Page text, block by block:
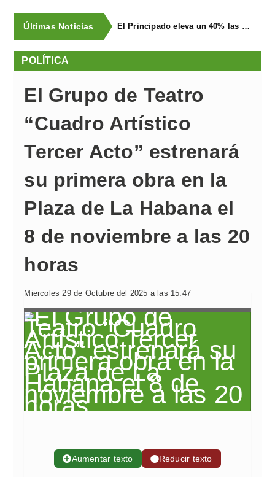
Últimas Noticias El Principado eleva un 40% las ayudas a la producción ecológica, que superan los cuatro millones de euros
POLÍTICA
El Grupo de Teatro
“Cuadro Artístico
Tercer Acto” estrenará
su primera obra en la
Plaza de La Habana el
8 de noviembre a las 20
horas
Miercoles 29 de Octubre del 2025 a las 15:47
➕Aumentar texto ➖Reducir texto